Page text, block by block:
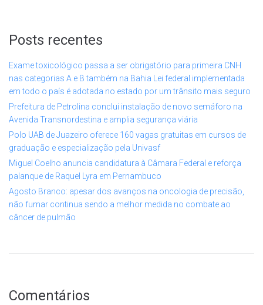
Posts recentes
Exame toxicológico passa a ser obrigatório para primeira CNH
nas categorias A e B também na Bahia Lei federal implementada
em todo o país é adotada no estado por um trânsito mais seguro
Prefeitura de Petrolina conclui instalação de novo semáforo na
Avenida Transnordestina e amplia segurança viária
Polo UAB de Juazeiro oferece 160 vagas gratuitas em cursos de
graduação e especialização pela Univasf
Miguel Coelho anuncia candidatura à Câmara Federal e reforça
palanque de Raquel Lyra em Pernambuco
Agosto Branco: apesar dos avanços na oncologia de precisão,
não fumar continua sendo a melhor medida no combate ao
câncer de pulmão
Comentários